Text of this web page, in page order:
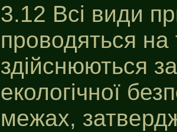
3.12 Всі види
проводяться на
здійснюються
екологічної
межах,